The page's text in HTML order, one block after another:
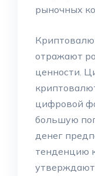
рыночных
отражают
ценности.
цифровой
большую
денег
тенденцию